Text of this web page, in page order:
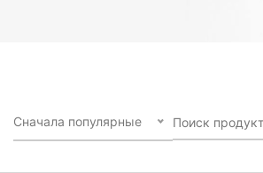
Сначала популярные